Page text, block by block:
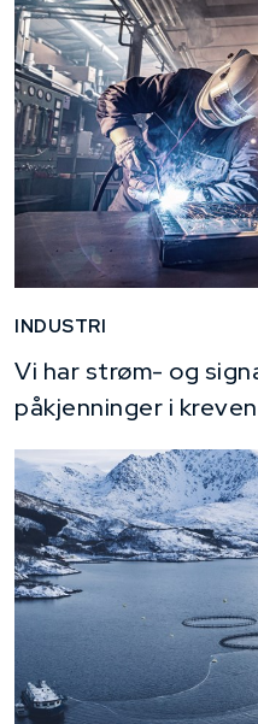
INDUSTRI
Vi har strøm- og
påkjenninger i